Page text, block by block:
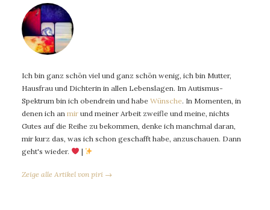
Ich bin ganz schön viel und ganz schön wenig, ich bin Mutter,
Hausfrau und Dichterin in allen Lebenslagen. Im Autismus-
Spektrum bin ich obendrein und habe Wünsche. In Momenten, in
denen ich an mir und meiner Arbeit zweifle und meine, nichts
Gutes auf die Reihe zu bekommen, denke ich manchmal daran,
mir kurz das, was ich schon geschafft habe, anzuschauen. Dann
geht's wieder.
|
Zeige alle Artikel von piri →